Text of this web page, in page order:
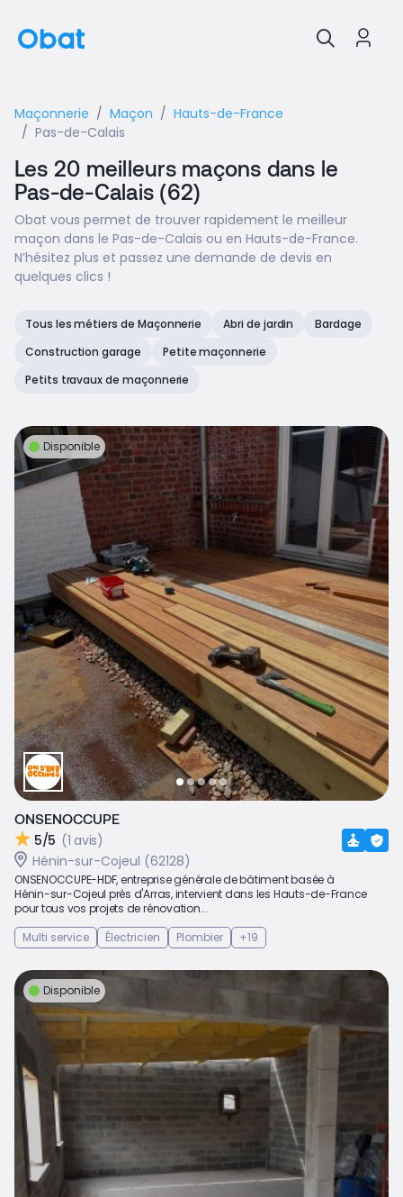
Maçonnerie Maçon
Hauts-de-France
Pas-de-Calais
Les 20 meilleurs maçons dans le
Pas-de-Calais (62)
Obat vous permet de trouver rapidement le meilleur
maçon dans le Pas-de-Calais ou en Hauts-de-France.
N’hésitez plus et passez une demande de devis en
quelques clics !
Tous les métiers de Maçonnerie Abri de jardin
Bardage
Construction garage
Petite maçonnerie
Petits travaux de maçonnerie
Disponible
ONSENOCCUPE
5/5 (1 avis)
Hénin-sur-Cojeul (62128)
ONSENOCCUPE-HDF, entreprise générale de bâtiment basée à
Hénin-sur-Cojeul près d'Arras, intervient dans les Hauts-de-France
pour tous vos projets de rénovation...
Multi service
Électricien Plombier +19
Disponible